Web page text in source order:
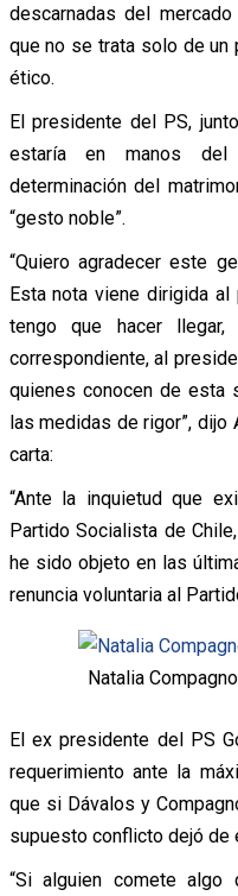
descarnadas del
que no se trata solo de
ético.
El presidente del PS,
estaría en manos del
determinación del
“gesto noble”.
“Quiero agradecer este
Esta nota viene dirigida
tengo que hacer
correspondiente, al
quienes conocen de esta
las medidas de rigor”, dijo
carta:
“Ante la inquietud que
Partido Socialista de
he sido objeto en las
renuncia voluntaria al
Natalia
El ex presidente del PS
requerimiento ante la
que si Dávalos y
supuesto conflicto dejó de
“Si alguien comete